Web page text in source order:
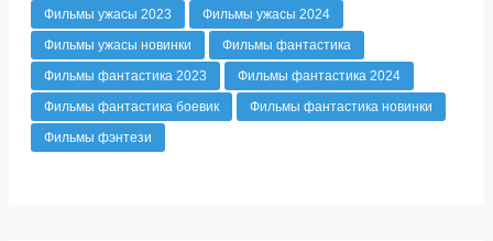
Фильмы ужасы 2023
Фильмы ужасы 2024
Фильмы ужасы новинки
Фильмы фантастика
Фильмы фантастика 2023
Фильмы фантастика 2024
Фильмы фантастика боевик
Фильмы фантастика новинки
Фильмы фэнтези